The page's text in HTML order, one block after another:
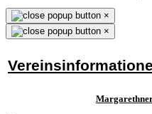
×
×